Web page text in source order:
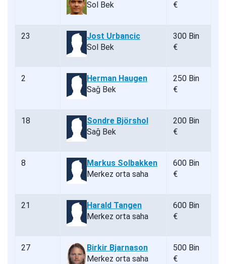
Sol Bek €
23
Jost Urbancic
Sol Bek
300 Bin
€
2
Herman Haugen
Sağ Bek
250 Bin
€
18
Sondre Björshol
Sağ Bek
200 Bin
€
8
Markus Solbakken
Merkez orta saha
600 Bin
€
21
Harald Tangen
Merkez orta saha
600 Bin
€
27
Birkir Bjarnason
Merkez orta saha
500 Bin
€